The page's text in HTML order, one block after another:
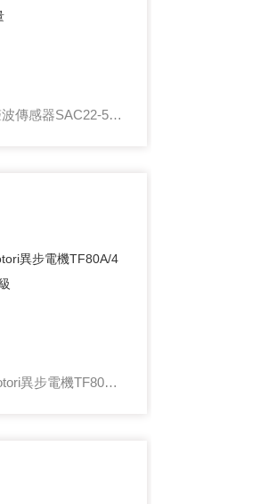
AQ超聲波傳感器SAC22-50-EX無接觸測量
M.T. Motori異步電機TF80A/4 IE2能效等級